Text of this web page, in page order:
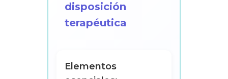
disposición
terapéutica
Elementos